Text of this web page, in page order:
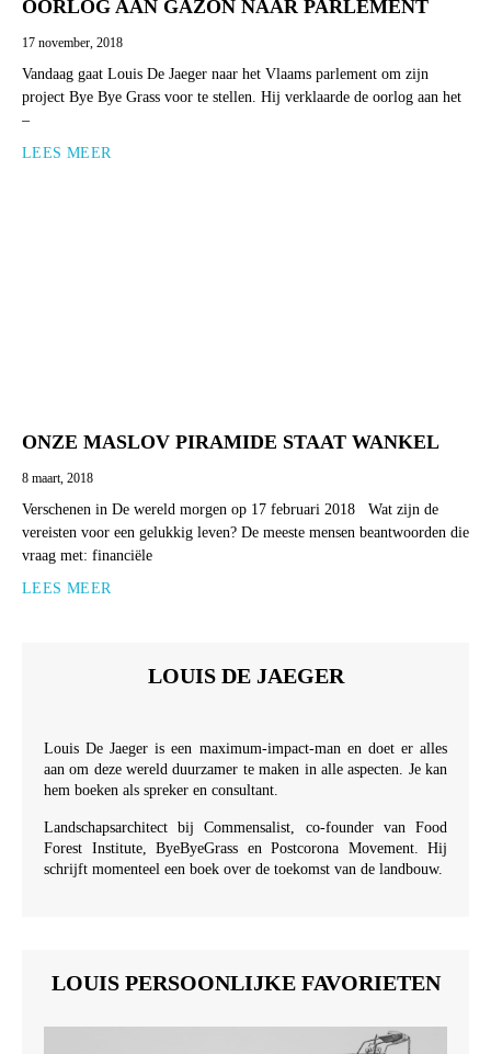
OORLOG AAN GAZON NAAR PARLEMENT
17 november, 2018
Vandaag gaat Louis De Jaeger naar het Vlaams parlement om zijn
project Bye Bye Grass voor te stellen. Hij verklaarde de oorlog aan het
–
LEES MEER
ONZE MASLOV PIRAMIDE STAAT WANKEL
8 maart, 2018
Verschenen in De wereld morgen op 17 februari 2018 Wat zijn de
vereisten voor een gelukkig leven? De meeste mensen beantwoorden die
vraag met: financiële
LEES MEER
LOUIS DE JAEGER
Louis De Jaeger is een maximum-impact-man en doet er alles
aan om deze wereld duurzamer te maken in alle aspecten. Je kan
hem boeken als spreker en consultant.
Landschapsarchitect bij Commensalist, co-founder van Food
Forest Institute, ByeByeGrass en Postcorona Movement. Hij
schrijft momenteel een boek over de toekomst van de landbouw.
LOUIS PERSOONLIJKE FAVORIETEN